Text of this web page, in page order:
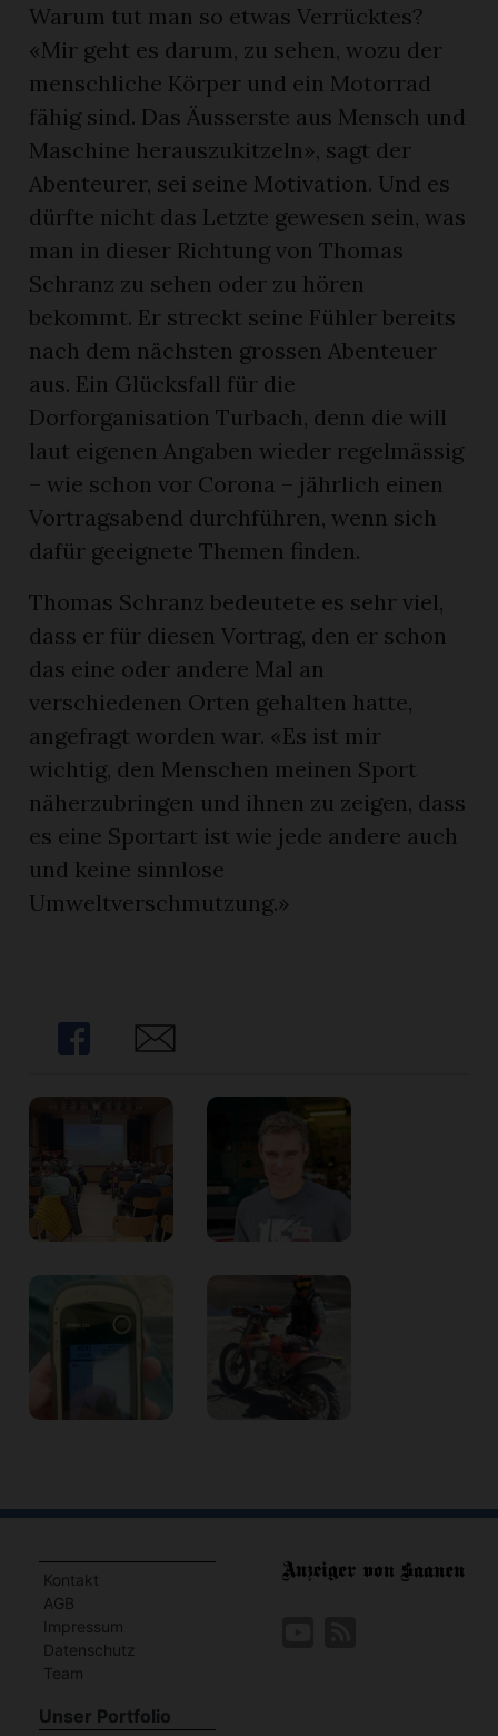
Warum tut man so etwas Verrücktes?
«Mir geht es darum, zu sehen, wozu der
menschliche Körper und ein Motorrad
fähig sind. Das Äusserste aus Mensch und
Maschine herauszukitzeln», sagt der
Abenteurer, sei seine Motivation. Und es
dürfte nicht das Letzte gewesen sein, was
man in dieser Richtung von Thomas
Schranz zu sehen oder zu hören
bekommt. Er streckt seine Fühler bereits
nach dem nächsten grossen Abenteuer
aus. Ein Glücksfall für die
Dorforganisation Turbach, denn die will
laut eigenen Angaben wieder regelmässig
– wie schon vor Corona – jährlich einen
Vortragsabend durchführen, wenn sich
dafür geeignete Themen finden.
Thomas Schranz bedeutete es sehr viel,
dass er für diesen Vortrag, den er schon
das eine oder andere Mal an
verschiedenen Orten gehalten hatte,
angefragt worden war. «Es ist mir
wichtig, den Menschen meinen Sport
näherzubringen und ihnen zu zeigen, dass
es eine Sportart ist wie jede andere auch
und keine sinnlose
Umweltverschmutzung.»
Share Share
Kontakt
AGB
Impressum
Datenschutz
Team
Unser Portfolio